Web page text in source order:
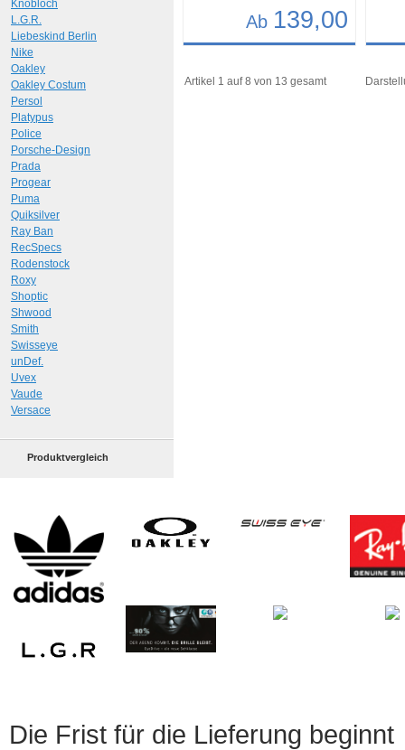
Ab 139,00
Art.-Nr.: 11886 Art.-
Artikel 1 auf 8 von 13 gesamt
Knobloch
L.G.R.
Liebeskind Berlin
Nike
Oakley
Oakley Costum
Persol
Platypus
Police
Porsche-Design
Prada
Progear
Puma
Quiksilver
Ray Ban
RecSpecs
Rodenstock
Roxy
Shoptic
Shwood
Smith
Swisseye
unDef.
Uvex
Vaude
Versace
Produktvergleich
Die Frist für die Lieferung beginnt